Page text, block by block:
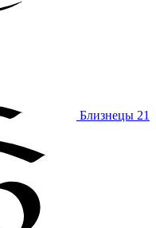
Близнецы 21